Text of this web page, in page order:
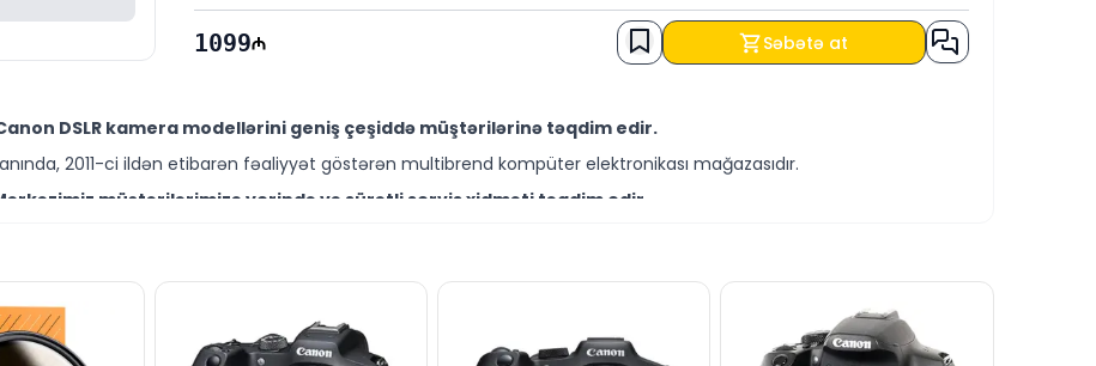
1099 Səbətə at
DSLR kamera modellərini geniş çeşiddə müştərilərinə təqdim edir.
2011-ci ildən etibarən fəaliyyət göstərən multibrend kompüter elektronikası mağazasıdır.
müştərilərimizə yerində və sürətli servis xidməti təqdim edir.
Bakıda sərfəli qiymətə NƏĞD, KÖÇÜRMƏ həmçinin KREDİT şərtləri ilə əldə edə bilərsiniz.
digər brend məhsullarla bağlı suallarınızı saytımız vasitəsilə bizə yaza bilərsiniz.